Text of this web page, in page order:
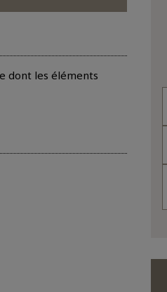
dont les éléments